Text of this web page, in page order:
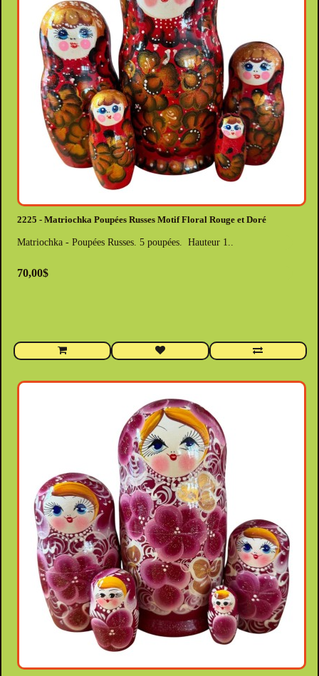
2225 - Matriochka Poupées Russes Motif Floral Rouge et Doré
Matriochka - Poupées Russes. 5 poupées. Hauteur 1..
70,00$